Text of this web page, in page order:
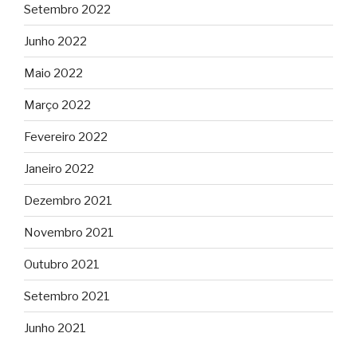
Setembro 2022
Junho 2022
Maio 2022
Março 2022
Fevereiro 2022
Janeiro 2022
Dezembro 2021
Novembro 2021
Outubro 2021
Setembro 2021
Junho 2021